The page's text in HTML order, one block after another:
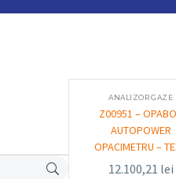
ANALIZOR GAZE
Z00951 –
AUTOPOWER
OPACIMETRU –
12.100,21 lei